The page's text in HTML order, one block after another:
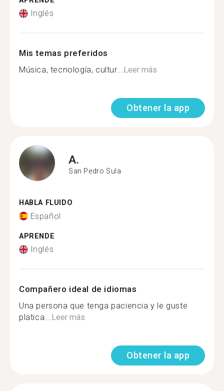
Inglés
Mis temas preferidos
Música, tecnología, cultur...Leer más
Obtener la app
A.
San Pedro Sula
HABLA FLUIDO
Español
APRENDE
Inglés
Compañero ideal de idiomas
Una persona que tenga paciencia y le guste
platica...Leer más
Obtener la app